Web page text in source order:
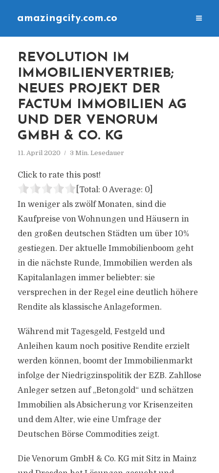
amazingcity.com.co
REVOLUTION IM
IMMOBILIENVERTRIEB;
NEUES PROJEKT DER
FACTUM IMMOBILIEN AG
UND DER VENORUM
GMBH & CO. KG
11. April 2020 3 Min. Lesedauer
Click to rate this post!
[Total: 0 Average: 0]
In weniger als zwölf Monaten, sind die
Kaufpreise von Wohnungen und Häusern in
den großen deutschen Städten um über 10%
gestiegen. Der aktuelle Immobilienboom geht
in die nächste Runde, Immobilien werden als
Kapitalanlagen immer beliebter: sie
versprechen in der Regel eine deutlich höhere
Rendite als klassische Anlageformen.
Während mit Tagesgeld, Festgeld und
Anleihen kaum noch positive Rendite erzielt
werden können, boomt der Immobilienmarkt
infolge der Niedrigzinspolitik der EZB. Zahllose
Anleger setzen auf „Betongold“ und schätzen
Immobilien als Absicherung vor Krisenzeiten
und dem Alter, wie eine Umfrage der
Deutschen Börse Commodities zeigt.
Die Venorum GmbH & Co. KG mit Sitz in Mainz